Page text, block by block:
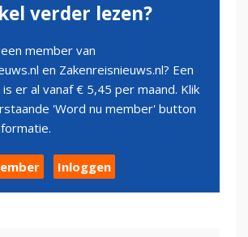
verder lezen?
member van
en Zakenreisnieuws.nl? Een
er al vanaf € 5,45 per maand. Klik
'Word nu member' button
Inloggen